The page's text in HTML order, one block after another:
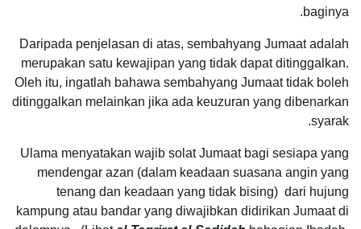
baginya.
Daripada penjelasan di atas, sembahyang Jumaat adalah
merupakan satu kewajipan yang tidak dapat ditinggalkan.
Oleh itu, ingatlah bahawa sembahyang Jumaat tidak boleh
ditinggalkan melainkan jika ada keuzuran yang dibenarkan
syarak.
Ulama menyatakan wajib solat Jumaat bagi sesiapa yang
mendengar azan (dalam keadaan suasana angin yang
tenang dan keadaan yang tidak bising) dari hujung
kampung atau bandar yang diwajibkan didirikan Jumaat di